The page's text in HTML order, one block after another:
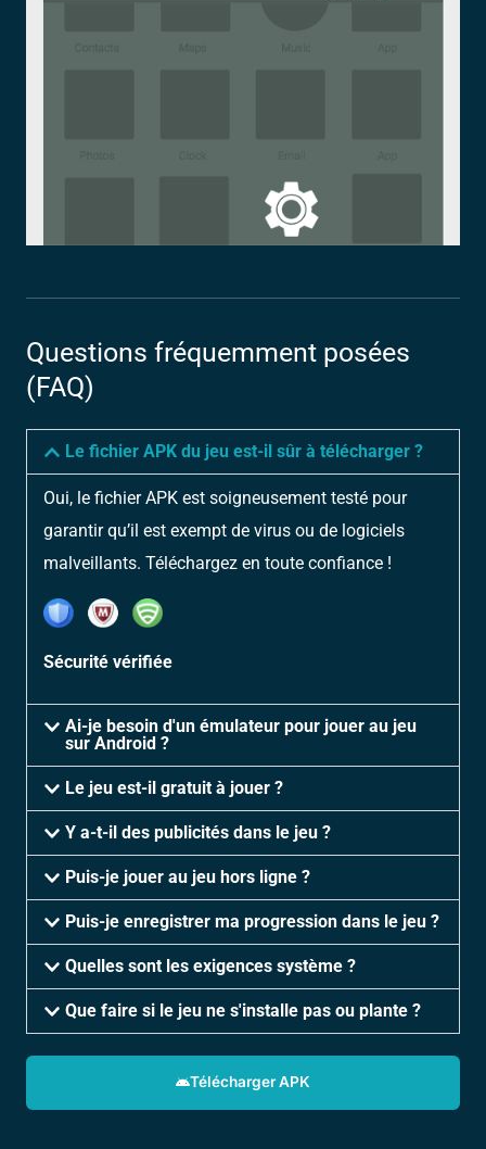
Questions fréquemment posées
(FAQ)
Le fichier APK du jeu est-il sûr à télécharger ?
Oui, le fichier APK est soigneusement testé pour
garantir qu’il est exempt de virus ou de logiciels
malveillants. Téléchargez en toute confiance !
Sécurité vérifiée
Ai-je besoin d'un émulateur pour jouer au jeu
sur Android ?
Le jeu est-il gratuit à jouer ?
Y a-t-il des publicités dans le jeu ?
Puis-je jouer au jeu hors ligne ?
Puis-je enregistrer ma progression dans le jeu ?
Quelles sont les exigences système ?
Que faire si le jeu ne s'installe pas ou plante ?
Télécharger APK